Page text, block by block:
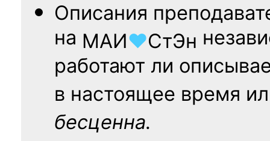
Описания
на МАИ♥СтЭн
работают ли
в настоящее время
бесценна.